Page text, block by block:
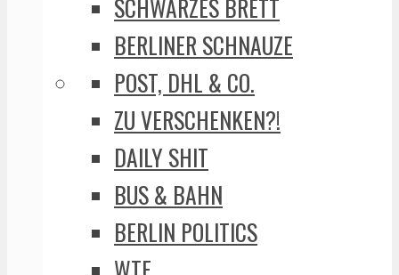
BERLINER SCHNAUZE
POST, DHL & CO.
ZU VERSCHENKEN?!
DAILY SHIT
BUS & BAHN
BERLIN POLITICS